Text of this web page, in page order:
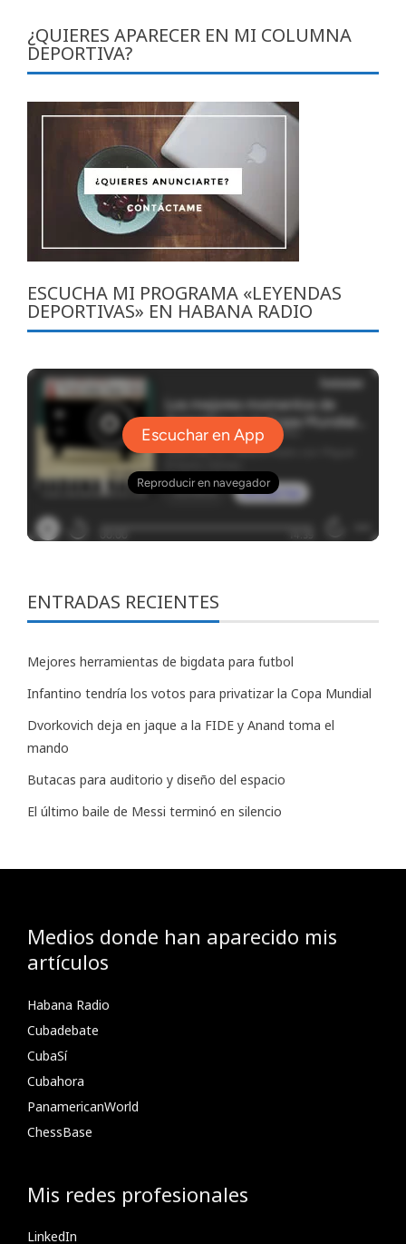
¿QUIERES APARECER EN MI COLUMNA
DEPORTIVA?
ESCUCHA MI PROGRAMA «LEYENDAS
DEPORTIVAS» EN HABANA RADIO
ENTRADAS RECIENTES
Mejores herramientas de bigdata para futbol
Infantino tendría los votos para privatizar la Copa Mundial
Dvorkovich deja en jaque a la FIDE y Anand toma el
mando
Butacas para auditorio y diseño del espacio
El último baile de Messi terminó en silencio
Medios donde han aparecido mis
artículos
Habana Radio
Cubadebate
CubaSí
Cubahora
PanamericanWorld
ChessBase
Mis redes profesionales
LinkedIn